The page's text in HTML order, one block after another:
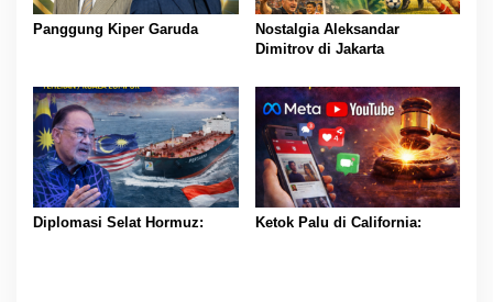
Panggung Kiper Garuda
Nostalgia Aleksandar
Dimitrov di Jakarta
Diplomasi Selat Hormuz: Ketok Palu di California: